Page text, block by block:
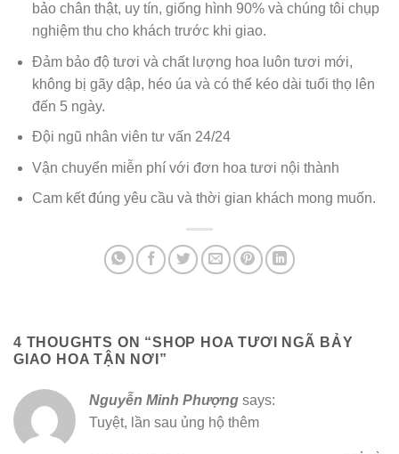
bảo chân thật, uy tín, giống hình 90% và chúng tôi chụp
nghiệm thu cho khách trước khi giao.
Đảm bảo độ tươi và chất lượng hoa luôn tươi mới,
không bị gãy dập, héo úa và có thể kéo dài tuổi thọ lên
đến 5 ngày.
Đội ngũ nhân viên tư vấn 24/24
Vận chuyển miễn phí với đơn hoa tươi nội thành
Cam kết đúng yêu cầu và thời gian khách mong muốn.
4 THOUGHTS ON “SHOP HOA TƯƠI NGÃ BẢY
GIAO HOA TẬN NƠI ”
Nguyễn Minh Phượng says:
Tuyệt, lần sau ủng hộ thêm